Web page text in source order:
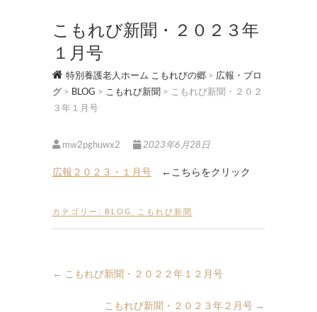
こもれび新聞・２０２３年
１月号
特別養護老人ホーム こもれびの郷 > 広報・ブロ
グ > BLOG > こもれび新聞 > こもれび新聞・２０２
３年１月号
mw2pghuwx2 2023年6月28日
広報２０２３・１月号 ←こちらをクリック
カテゴリー: BLOG こもれび新聞
← こもれび新聞・２０２２年１２月号
こもれび新聞・２０２３年２月号 →